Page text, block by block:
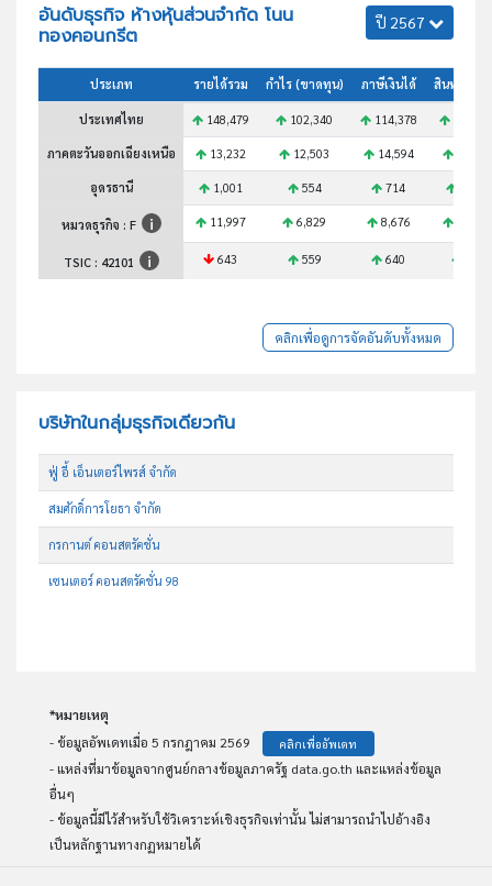
อันดับธุรกิจ ห้างหุ้นส่วนจำกัด โนน
ทองคอนกรีต
ปี 2567
ประเภท รายได้รวม กำไร (ขาดทุน) ภาษีเงินได้ สินทรัพย์ร
ประเทศไทย 148,479 102,340 114,378
ภาคตะวันออกเฉียงเหนือ 13,232 12,503 14,594
อุดรธานี 1,001 554 714
หมวดธุรกิจ : F 11,997 6,829 8,676
TSIC : 42101 643 559 640
คลิกเพื่อดูการจัดอันดับทั้งหมด
บริษัทในกลุ่มธุรกิจเดียวกัน
ฟู่ อี้ เอ็นเตอร์ไพรส์ จำกัด
สมศักดิ์การโยธา จำกัด
กรกานต์ คอนสตรัคชั่น
เซนเตอร์ คอนสตรัคชั่น 98
*หมายเหตุ
- ข้อมูลอัพเดทเมื่อ 5 กรกฎาคม 2569
คลิกเพื่ออัพเดท
- แหล่งที่มาข้อมูลจากศูนย์กลางข้อมูลภาครัฐ data.go.th และแหล่งข้อมูล
อื่นๆ
- ข้อมูลนี้มีไว้สำหรับใช้วิเคราะห์เชิงธุรกิจเท่านั้น ไม่สามารถนำไปอ้างอิง
เป็นหลักฐานทางกฏหมายได้